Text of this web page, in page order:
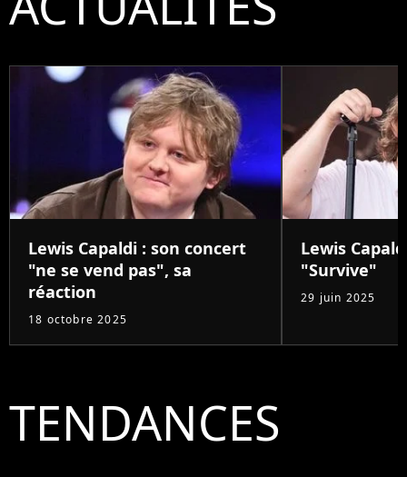
Lewis Capaldi : son concert
"ne se vend pas", sa
réaction
18 octobre 2025
Lewis
"Survive"
29 juin 2025
TENDANCES